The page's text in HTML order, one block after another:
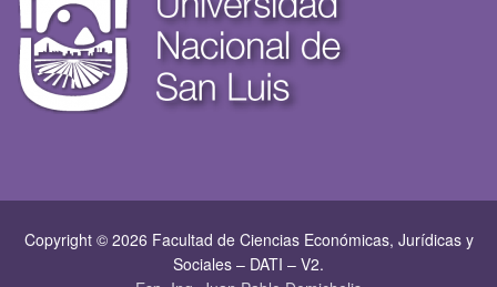
Copyright © 2026 Facultad de Ciencias Económicas, Jurí­dicas y
Sociales – DATI – V2.